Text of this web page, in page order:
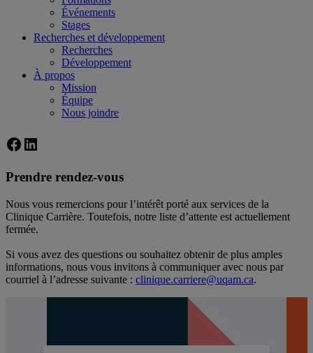
Événements
Stages
Recherches et développement
Recherches
Développement
À propos
Mission
Équipe
Nous joindre
Facebook
LinkedIn
Prendre rendez-vous
Nous vous remercions pour l’intérêt porté aux services de la
Clinique Carrière. Toutefois, notre liste d’attente est actuellement
fermée.
Si vous avez des questions ou souhaitez obtenir de plus amples
informations, nous vous invitons à communiquer avec nous par
courriel à l’adresse suivante : clinique.carriere@uqam.ca.